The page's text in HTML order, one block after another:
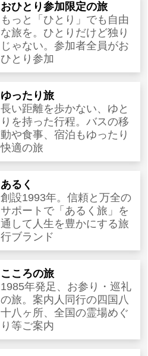
おひとり参加限定の旅
もっと「ひとり」でも自由
な旅を。ひとりだけど独り
じゃない。参加者全員がお
ひとり参加
ゆったり旅
長い距離を歩かない、ゆと
りを持った行程。バスの移
動や食事、宿泊もゆったり
快適の旅
あるく
創設1993年。信頼と万全の
サポートで「あるく旅」を
通して人生を豊かにする旅
行ブランド
こころの旅
1985年発足、お参り・巡礼
の旅。案内人同行の四国八
十八ヶ所、全国の霊場めぐ
り等ご案内